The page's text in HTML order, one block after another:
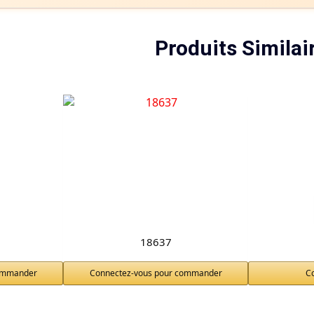
Produits
18637
Connectez-vous pour commander